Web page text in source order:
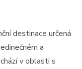
destinace určená
a
v oblasti s